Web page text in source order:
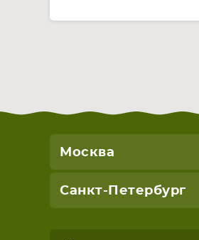
Москва
Санкт-Петербург